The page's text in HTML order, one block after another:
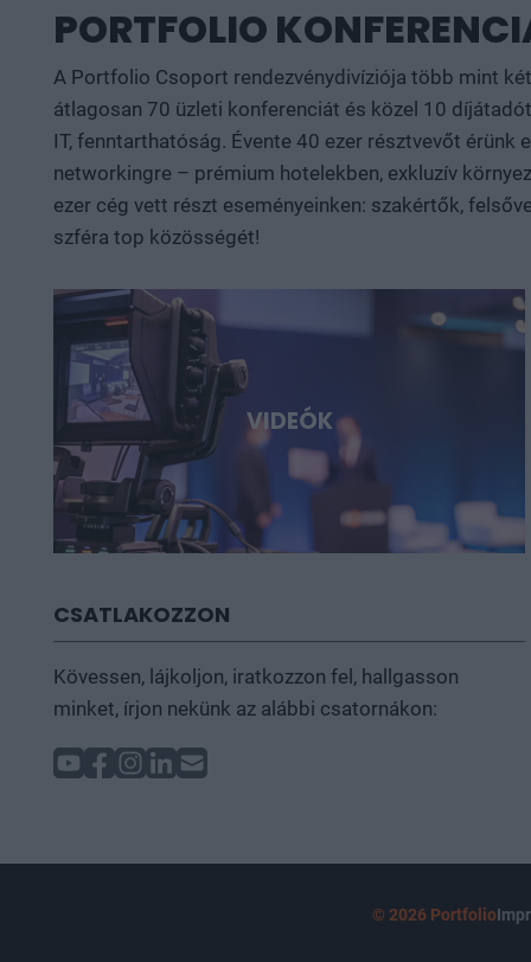
PORTFOLIO
A Portfolio Csoport rendezvénydivíziója több mint
átlagosan 70 üzleti konferenciát és közel 10
IT, fenntarthatóság. Évente 40 ezer résztvevőt
networkingre – prémium hotelekben, exkluzív
ezer cég vett részt eseményeinken: szakértők,
szféra top közösségét!
VIDEÓK
CSATLAKOZZON
Kövessen, lájkoljon, iratkozzon fel, hallgasson
minket, írjon nekünk az alábbi csatornákon:
© 2026 Portfolio